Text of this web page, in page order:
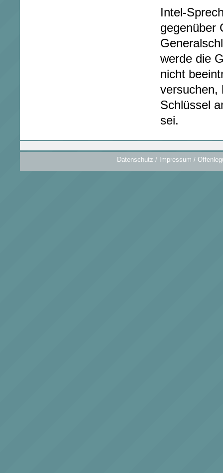
Intel-
gegenüber
werde die
nicht
versuchen,
Schlüssel
sei.
Datenschutz / Impressum /